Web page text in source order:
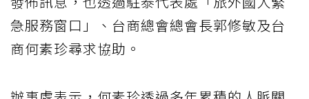
急服務窗口」、台商總會總會長郭修敏及台
商何素珍尋求協助。